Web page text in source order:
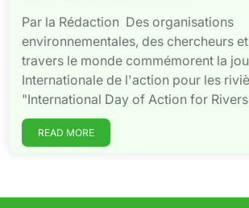
Par la Rédaction Des organisations
environnementales, des chercheurs
travers le monde commémorent la
Internationale de l'action pour les
"International Day of Action for
READ MORE